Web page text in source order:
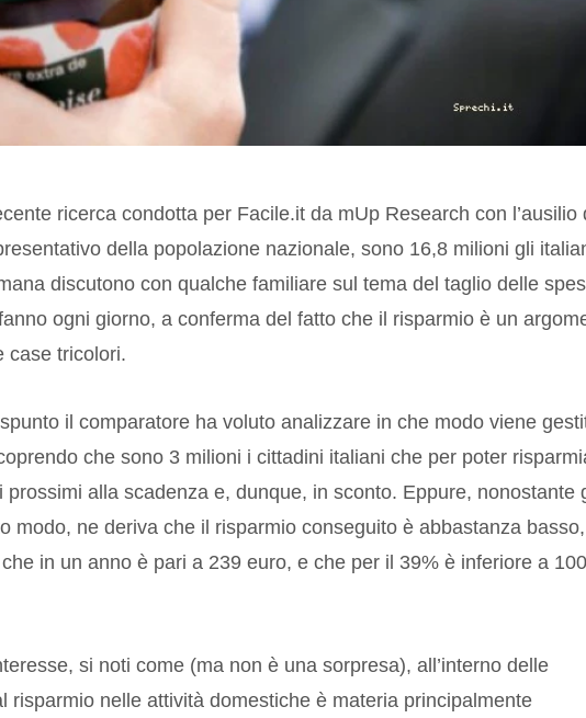
ricerca condotta per Facile.it da mUp Research con l’ausilio
della popolazione nazionale, sono 16,8 milioni gli
discutono con qualche familiare sul tema del taglio delle
ogni giorno, a conferma del fatto che il risparmio è un
case tricolori.
il comparatore ha voluto analizzare in che modo viene
che sono 3 milioni i cittadini italiani che per poter
alla scadenza e, dunque, in sconto. Eppure, nonostante
modo, ne deriva che il risparmio conseguito è abbastanza basso,
in un anno è pari a 239 euro, e che per il 39% è inferiore a 100
si noti come (ma non è una sorpresa), all’interno delle
risparmio nelle attività domestiche è materia principalmente